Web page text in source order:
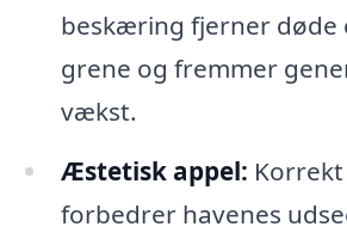
beskæring fjerner døde
grene og fremmer
vækst.
Æstetisk appel:
forbedrer havenes